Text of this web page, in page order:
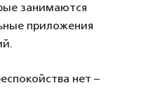
занимаются
приложения
нет –